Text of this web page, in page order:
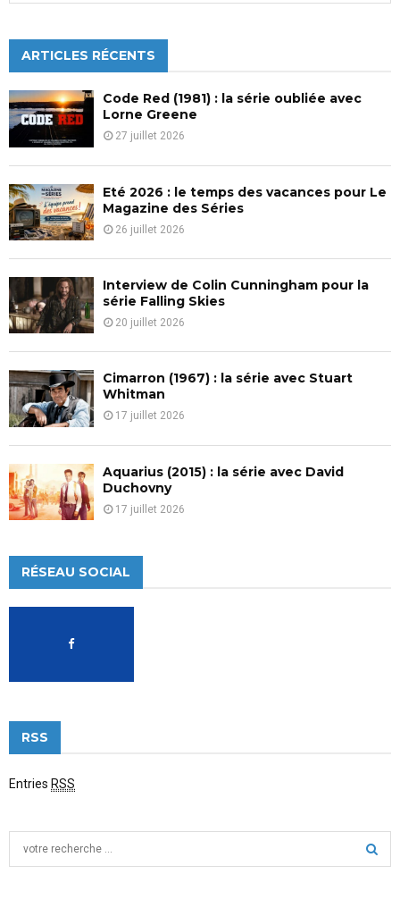
h
f
o
r
:
C
H
ARTICLES RÉCENTS
Code Red (1981) : la série oubliée avec
Lorne Greene
27 juillet 2026
Eté 2026 : le temps des vacances pour Le
Magazine des Séries
26 juillet 2026
Interview de Colin Cunningham pour la
série Falling Skies
20 juillet 2026
Cimarron (1967) : la série avec Stuart
Whitman
17 juillet 2026
Aquarius (2015) : la série avec David
Duchovny
17 juillet 2026
RÉSEAU SOCIAL
RSS
Entries RSS